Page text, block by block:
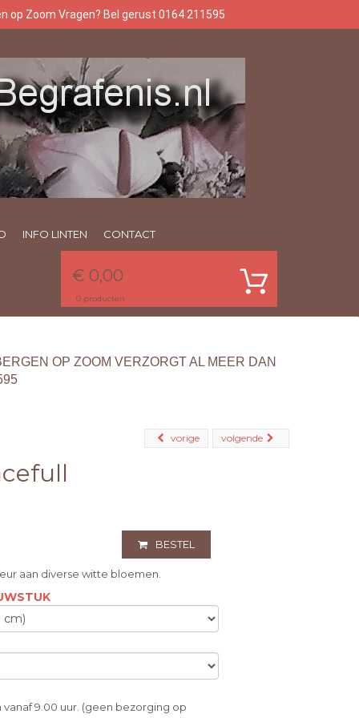
op Zoom Vragen? Bel gerust 0164 211595
INFO LINTEN CONTACT
€ 0,00
0 producten
OP ZOOM VERZORGT AL MEER DAN
volgende
vorige
BESTEL
aan diverse witte bloemen.
9.00 uur. (geen bezorging op